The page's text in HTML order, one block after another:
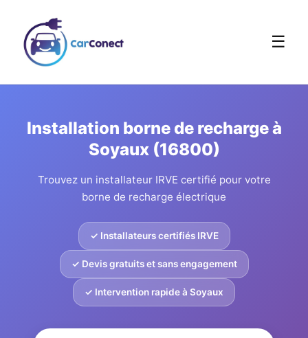
☰
Installation borne de recharge à
Soyaux (16800)
Trouvez un installateur IRVE certifié pour votre
borne de recharge électrique
✓ Installateurs certifiés IRVE
✓ Devis gratuits et sans engagement
✓ Intervention rapide à Soyaux